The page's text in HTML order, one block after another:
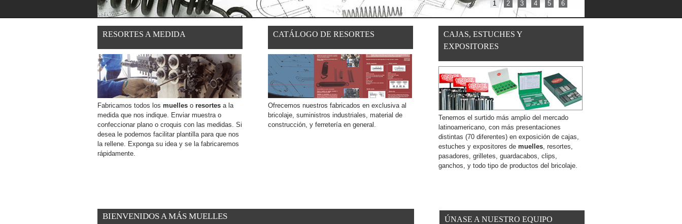
1 2 3 4 5 6
RESORTES A MEDIDA
Fabricamos todos los muelles o resortes a la
medida que nos indique. Enviar muestra o
confeccionar plano o croquis con las medidas. Si
desea le podemos facilitar plantilla para que nos
la rellene. Exponga su idea y se la fabricaremos
rápidamente.
CATÁLOGO DE RESORTES
Ofrecemos nuestros fabricados en exclusiva al
bricolaje, suministros industriales, material de
construcción, y ferretería en general.
CAJAS, ESTUCHES Y
EXPOSITORES
Tenemos el surtido más amplio del mercado
latinoamericano, con más presentaciones
distintas (70 diferentes) en exposición de cajas,
estuches y expositores de muelles, resortes,
pasadores, grilletes, guardacabos, clips,
ganchos, y todo tipo de productos del bricolaje.
BIENVENIDOS A MÁS MUELLES ÚNASE A NUESTRO EQUIPO